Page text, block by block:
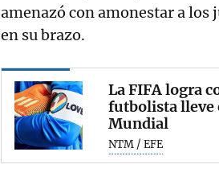
amenazó con amonestar a los
en su brazo.
La FIFA logra
futbolista lleve
Mundial
NTM / EFE